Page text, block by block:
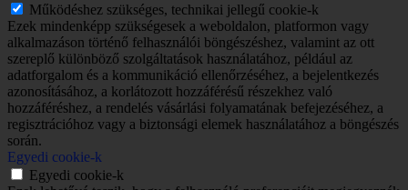
Működéshez szükséges, technikai jellegű cookie-k
Ezek mindenképp szükségesek a weboldalon, platformon vagy
alkalmazáson történő felhasználói böngészéshez, valamint az ott
szereplő különböző szolgáltatások használatához, például az
adatforgalom és a kommunikáció ellenőrzéséhez, a bejelentkezés
azonosításához, a korlátozott hozzáférésű részekhez való
hozzáféréshez, a rendelés vásárlási folyamatának befejezéséhez, a
regisztrációhoz vagy a biztonsági elemek használatához a böngészés
során.
Egyedi cookie-k
Egyedi cookie-k